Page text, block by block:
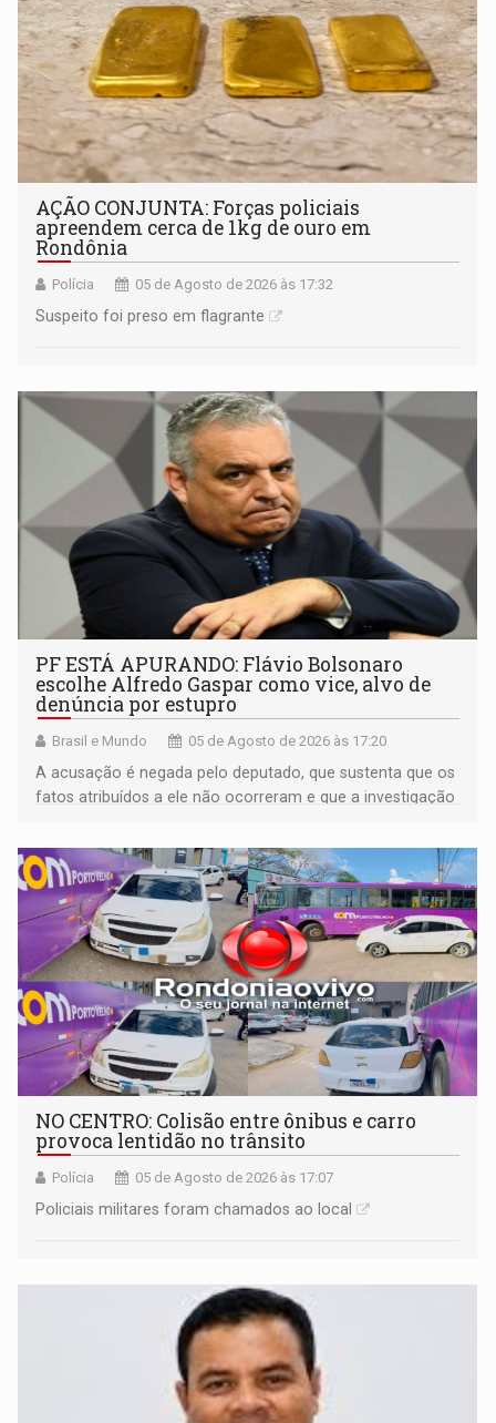
AÇÃO CONJUNTA: Forças policiais
apreendem cerca de 1kg de ouro em
Rondônia
Polícia 05 de Agosto de 2026 às 17:32
Suspeito foi preso em flagrante
PF ESTÁ APURANDO: Flávio Bolsonaro
escolhe Alfredo Gaspar como vice, alvo de
denúncia por estupro
Brasil e Mundo 05 de Agosto de 2026 às 17:20
A acusação é negada pelo deputado, que sustenta que os
fatos atribuídos a ele não ocorreram e que a investigação
NO CENTRO: Colisão entre ônibus e carro
provoca lentidão no trânsito
Polícia 05 de Agosto de 2026 às 17:07
Policiais militares foram chamados ao local